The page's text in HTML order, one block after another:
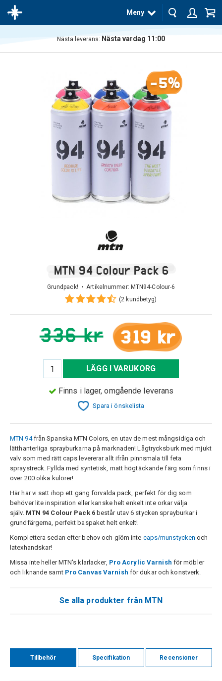
Meny
Nästa leverans: Nästa vardag 11:00
-5%
MTN 94 Colour Pack 6
Grundpack! • Artikelnummer: MTN94-Colour-6
(2 kundbetyg)
336 kr 319 kr
LÄGG I VARUKORG
Finns i lager, omgående leverans
Spara i önskelista
MTN 94från Spanska MTN Colors, en utav de mest mångsidiga och
lätthanterliga sprayburkarna på marknaden! Lågtrycksburk med mjukt
valv som med rätt caps levererar allt ifrån pinnsmala till feta
spraystreck. Fyllda med syntetisk, matt högtäckande färg som finns i
över 200 olika kulörer!
Här har vi satt ihop ett gäng förvalda pack, perfekt för dig som
behöver lite inspiration eller kanske helt enkelt inte orkar välja
själv. MTN 94 Colour Pack 6består utav 6 stycken sprayburkar i
grundfärgerna, perfekt baspaket helt enkelt!
Komplettera sedan efter behov och glöm inte caps/munstycken och
latexhandskar!
Missa inte heller MTN's klarlacker, Pro Acrylic Varnish för möbler
och liknande samt Pro Canvas Varnish för dukar och konstverk.
Se alla produkter från MTN
Tillbehör Specifikation Recensioner